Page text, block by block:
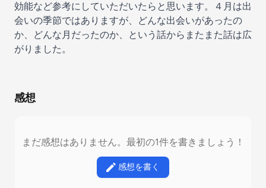
効能など参考にしていただいたらと思います。４月は出
会いの季節ではありますが、どんな出会いがあったの
か、どんな月だったのか、という話からまたまた話は広
がりました。
感想
まだ感想はありません。最初の1件を書きましょう！
感想を書く